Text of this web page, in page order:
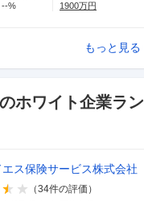
--%
1900万円
もっと見る
ホワイト企業ラン
ス保険サービス株式会社
（34件の評価）